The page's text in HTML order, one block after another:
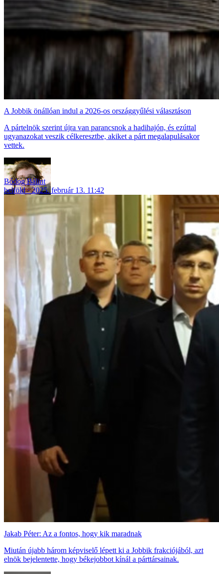
A Jobbik önállóan indul a 2026-os országgyűlési választáson
A pártelnök szerint újra van parancsnok a hadihajón, és ezúttal
ugyanazokat veszik célkeresztbe, akiket a párt megalapulásakor
vettek.
Bódog Bálint
belföld
2025. február 13. 11:42
Jakab Péter: Az a fontos, hogy kik maradnak
Miután újabb három képviselő lépett ki a Jobbik frakciójából, azt
elnök bejelentette, hogy békejobbot kínál a párttársainak.